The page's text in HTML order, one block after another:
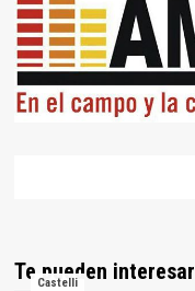
Te pueden interesar
Castelli